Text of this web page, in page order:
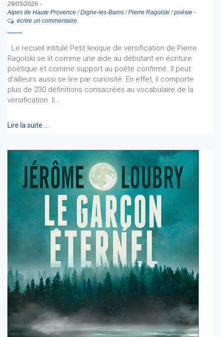
29/05/2026 -
Alpes de Haute Provence/Digne-les-Bains/Pierre Ragolski/poésie -
écrire un commentaire
Le recueil intitulé Petit lexique de versification de Pierre
Ragolski se lit comme une aide au débutant en écriture
poétique et comme support au poète confirmé. Il peut
d'ailleurs aussi se lire par curiosité. En effet, il comporte
plus de 230 définitions consacrées au vocabulaire de la
versification. Il…
Lire la suite …